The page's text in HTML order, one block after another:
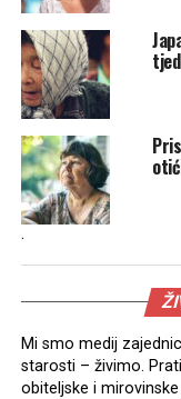
.
Mi smo medij
starosti – živimo.
obiteljske i